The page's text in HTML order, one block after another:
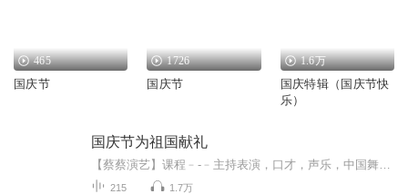
465
国庆节
1726
国庆节
1.6万
国庆特辑（国庆节快
乐）
国庆节为祖国献礼
215 1.7万